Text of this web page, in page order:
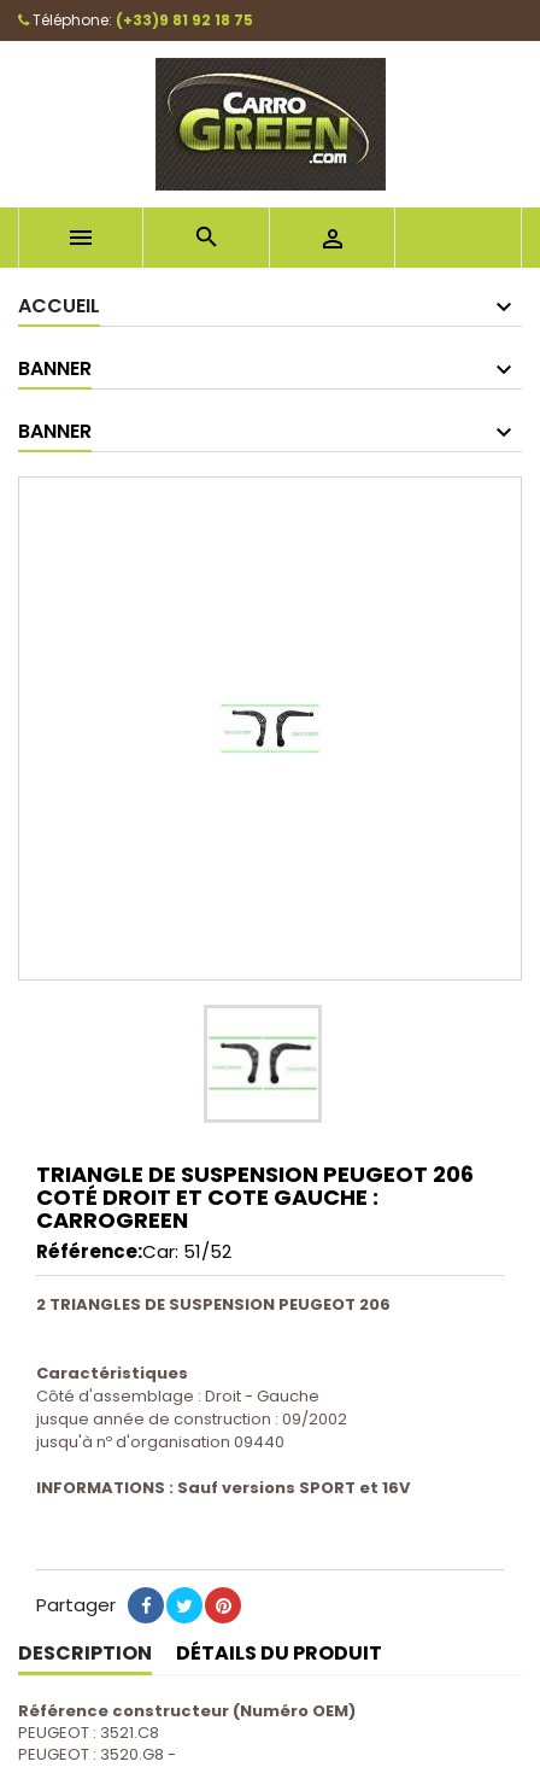
Téléphone: (+33)9 81 92 18 75
  
ACCUEIL
BANNER
BANNER
TRIANGLE DE SUSPENSION PEUGEOT 206
COTÉ DROIT ET COTE GAUCHE :
CARROGREEN
Référence:Car: 51/52
2 TRIANGLES DE SUSPENSION PEUGEOT 206
Caractéristiques
Côté d'assemblage : Droit - Gauche
jusque année de construction : 09/2002
jusqu'à nº d'organisation 09440
INFORMATIONS : Sauf versions SPORT et 16V
Partager
Partager
TweetPinterest
DESCRIPTION DÉTAILS DU PRODUIT
Référence constructeur (Numéro OEM)
PEUGEOT : 3521.C8
PEUGEOT : 3520.G8 -